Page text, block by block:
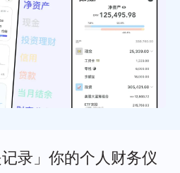
录」你的个人财务仪